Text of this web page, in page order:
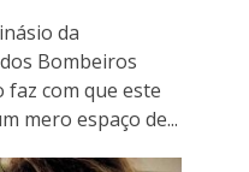
da
Bombeiros
faz com que este
mero espaço de...